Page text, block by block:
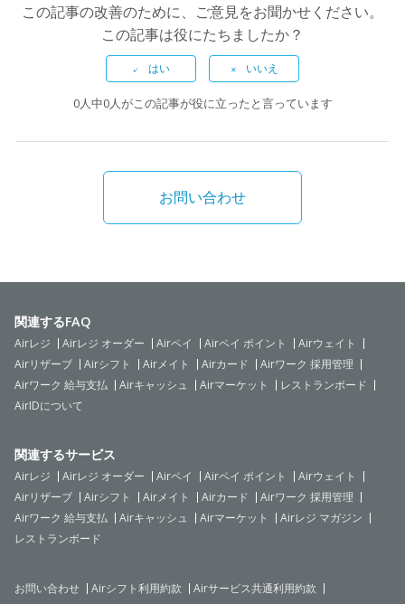
この記事の改善のために、ご意見をお聞かせください。
この記事は役にたちましたか？
0人中0人がこの記事が役に立ったと言っています
お問い合わせ
関連するFAQ
Airレジ Airレジ オーダー Airペイ Airペイ ポイント
Airウェイト
Airリザーブ
Airシフト Airメイト Airカード
Airワーク 採用管理
Airワーク 給与支払
Airキャッシュ Airマーケット
レストランボード
AirIDについて
関連するサービス
Airレジ Airレジ オーダー Airペイ Airペイ ポイント
Airウェイト
Airリザーブ
Airシフト Airメイト Airカード
Airワーク 採用管理
Airワーク 給与支払
Airキャッシュ Airマーケット
Airレジ マガジン
レストランボード
お問い合わせ Airシフト利用約款
Airサービス共通利用約款